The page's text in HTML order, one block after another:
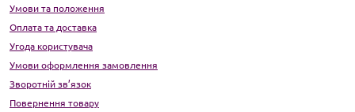
Умови та положення
Оплата та доставка
Угода користувача
Умови оформлення замовлення
Зворотній зв’язок
Повернення товару